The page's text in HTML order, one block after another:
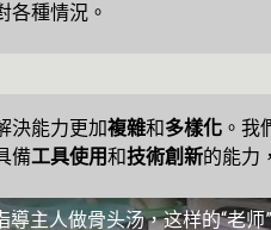
各種情況。
決能力更加複雜和多樣化 。我
備工具使用和技術創新的能力
主人做骨头汤，这样的“老师